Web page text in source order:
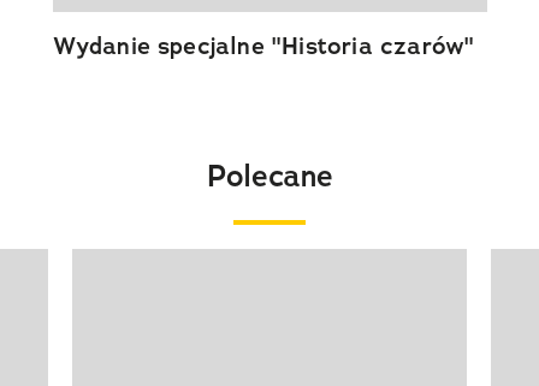
Wydanie specjalne "Historia czarów"
Polecane